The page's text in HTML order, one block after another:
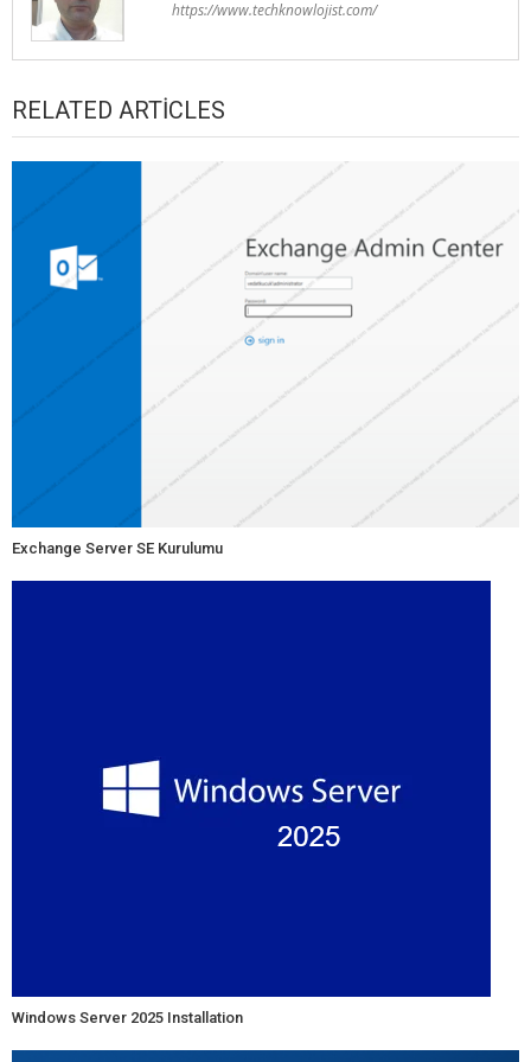
https://www.techknowlojist.com/
RELATED ARTICLES
Exchange Server SE Kurulumu
Windows Server 2025 Installation